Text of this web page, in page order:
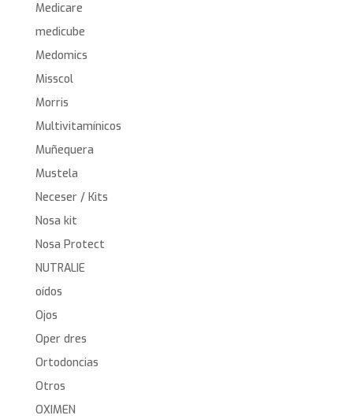
Medicare
medicube
Medomics
Misscol
Morris
Multivitamínicos
Muñequera
Mustela
Neceser / Kits
Nosa kit
Nosa Protect
NUTRALIE
oídos
Ojos
Oper dres
Ortodoncias
Otros
OXIMEN